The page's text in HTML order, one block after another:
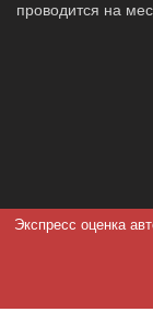
проводится на
Экспресс оценка